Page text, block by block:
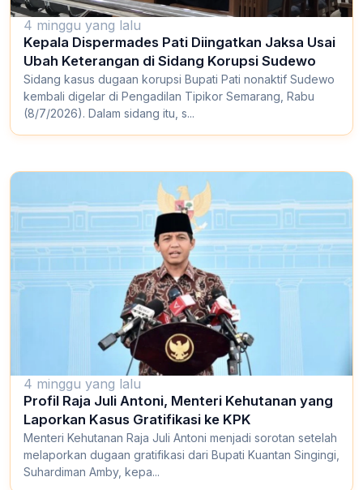
4 minggu yang lalu
Kepala Dispermades Pati Diingatkan Jaksa Usai
Ubah Keterangan di Sidang Korupsi Sudewo
Sidang kasus dugaan korupsi Bupati Pati nonaktif Sudewo
kembali digelar di Pengadilan Tipikor Semarang, Rabu
(8/7/2026). Dalam sidang itu, s...
4 minggu yang lalu
Profil Raja Juli Antoni, Menteri Kehutanan yang
Laporkan Kasus Gratifikasi ke KPK
Menteri Kehutanan Raja Juli Antoni menjadi sorotan setelah
melaporkan dugaan gratifikasi dari Bupati Kuantan Singingi,
Suhardiman Amby, kepa...